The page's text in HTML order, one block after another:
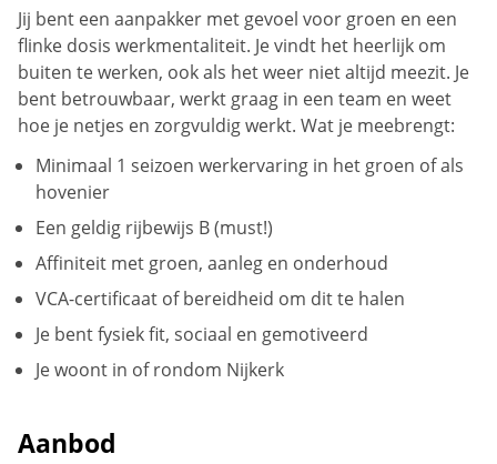
Jij bent een aanpakker met gevoel voor groen en een
flinke dosis werkmentaliteit. Je vindt het heerlijk om
buiten te werken, ook als het weer niet altijd meezit. Je
bent betrouwbaar, werkt graag in een team en weet
hoe je netjes en zorgvuldig werkt. Wat je meebrengt:
Minimaal 1 seizoen werkervaring in het groen of als
hovenier
Een geldig rijbewijs B (must!)
Affiniteit met groen, aanleg en onderhoud
VCA-certificaat of bereidheid om dit te halen
Je bent fysiek fit, sociaal en gemotiveerd
Je woont in of rondom Nijkerk
Aanbod